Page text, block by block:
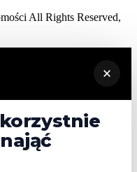
All Rights Reserved,
×